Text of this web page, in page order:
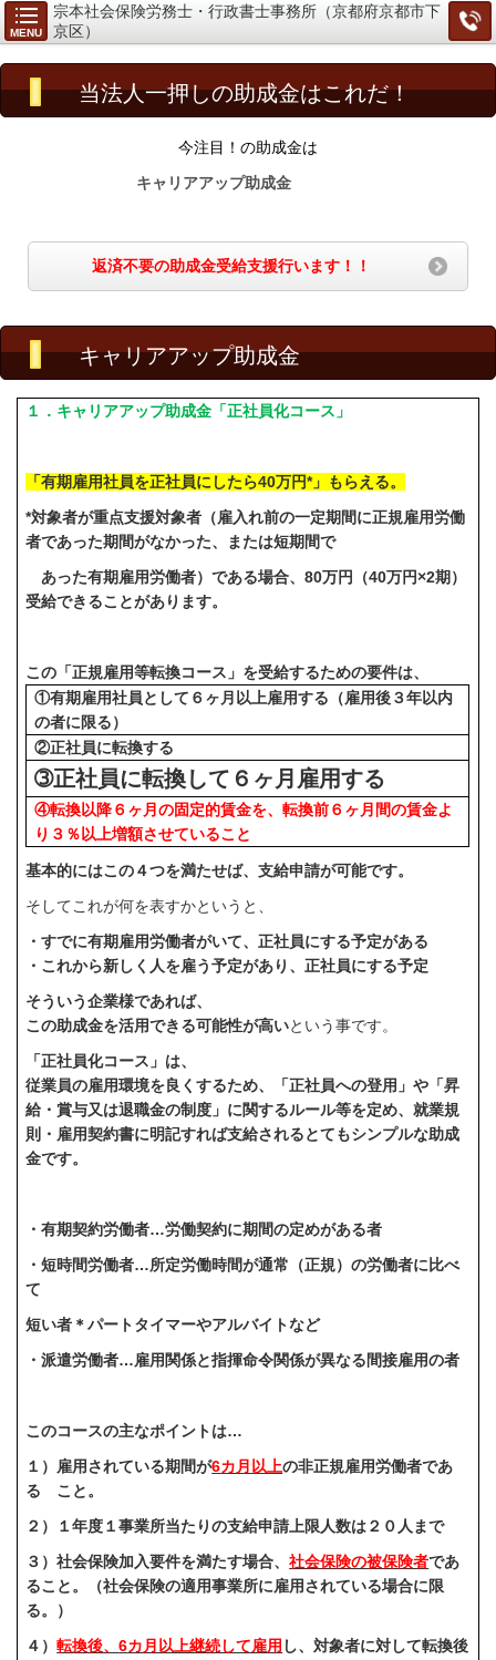
MENU
宗本社会保険労務士・行政書士事務所（京都府京都市下
京区）
当法人一押しの助成金はこれだ！
今注目！の助成金は
キャリアアップ助成金
返済不要の助成金受給支援行います！！
キャリアアップ助成金
１．キャリアアップ助成金「正社員化コース」
「有期雇用社員を正社員にしたら40万円*」もらえる。
*対象者が重点支援対象者（雇入れ前の一定期間に正規雇用労働
者であった期間がなかった、または短期間で
あった有期雇用労働者）である場合、80万円（40万円×2期）
受給できることがあります。
この「正規雇用等転換コース」を受給するための要件は、
①有期雇用社員として６ヶ月以上雇用する（雇用後３年以内
の者に限る）
②正社員に転換する
➂正社員に転換して６ヶ月雇用する
④転換以降６ヶ月の固定的賃金を、転換前６ヶ月間の賃金よ
り３％以上増額させていること
基本的にはこの４つを満たせば、支給申請が可能です。
そしてこれが何を表すかというと、
・すでに有期雇用労働者がいて、正社員にする予定がある
・これから新しく人を雇う予定があり、正社員にする予定
そういう企業様であれば、
この助成金を活用できる可能性が高いという事です。
「正社員化コース」は、
従業員の雇用環境を良くするため、「正社員への登用」や「昇
給・賞与又は退職金の制度」に関するルール等を定め、就業規
則・雇用契約書に明記すれば支給されるとてもシンプルな助成
金です。
・有期契約労働者…労働契約に期間の定めがある者
・短時間労働者…所定労働時間が通常（正規）の労働者に比べ
て
短い者＊パートタイマーやアルバイトなど
・派遣労働者…雇用関係と指揮命令関係が異なる間接雇用の者
このコースの主なポイントは…
１）雇用されている期間が6カ月以上の非正規雇用労働者であ
る こと。
２）１年度１事業所当たりの支給申請上限人数は２０人まで
３）社会保険加入要件を満たす場合、社会保険の被保険者であ
ること。（社会保険の適用事業所に雇用されている場合に限
る。）
４）転換後、6カ月以上継続して雇用 し、対象者に対して転換後